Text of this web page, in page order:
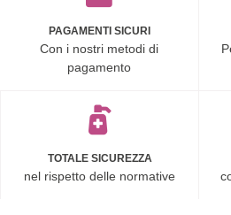
PAGAMENTI SICURI
Con i nostri metodi di
pagamento
TOTALE SICUREZZA
nel rispetto delle normative